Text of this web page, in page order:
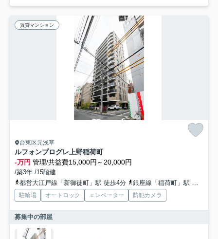
賃貸マンション
台東区元浅草
ルフォンプログレ上野稲荷町
-万円 管理/共益費15,000円～20,000円
/築3年 /15階建
都営大江戸線「新御徒町」駅 徒歩4分
銀座線「稲荷町」駅 徒歩5分
駐輪場 オートロック エレベーター 防犯カメラ
募集中の部屋